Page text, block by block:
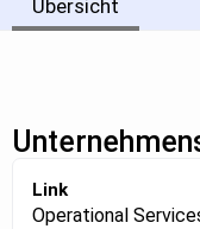
Übersicht
Link
Operational